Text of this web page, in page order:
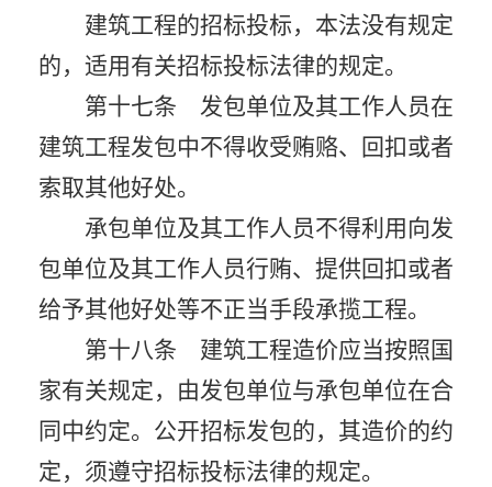
建筑工程的招标投标，本法没有规定
的，适用有关招标投标法律的规定。
第十七条 发包单位及其工作人员在
建筑工程发包中不得收受贿赂、回扣或者
索取其他好处。
承包单位及其工作人员不得利用向发
包单位及其工作人员行贿、提供回扣或者
给予其他好处等不正当手段承揽工程。
第十八条 建筑工程造价应当按照国
家有关规定，由发包单位与承包单位在合
同中约定。公开招标发包的，其造价的约
定，须遵守招标投标法律的规定。